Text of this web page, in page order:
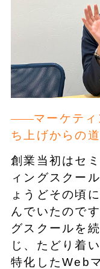
マーケテ
ち上げからの
創業当初はセ
ィングスクー
ょうどその頃
んでいたので
グスクールを
じ、たどり着
特化したWeb